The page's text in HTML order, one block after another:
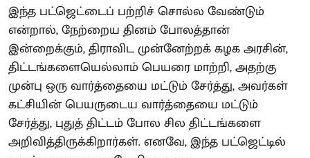
இந்த பட்ஜெட்டைப் பற்றிச் சொல்ல வேண்டும்
என்றால், நேற்றைய தினம் போலத்தான்
இன்றைக்கும், திராவிட முன்னேற்றக் கழக அரசின்,
திட்டங்களையெல்லாம் பெயரை மாற்றி, அதற்கு
முன்பு ஒரு வார்த்தையை மட்டும் சேர்த்து, அவர்கள்
கட்சியின் பெயருடைய வார்த்தையை மட்டும்
சேர்த்து, புதுத் திட்டம் போல சில திட்டங்களை
அறிவித்திருக்கிறார்கள். எனவே, இந்த பட்ஜெட்டில்